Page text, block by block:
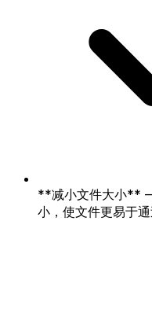
**减小文件大小**
小，使文件更易于通